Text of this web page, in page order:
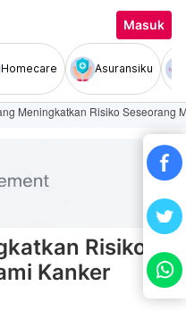
Masuk
Homecare Asuransiku
Meningkatkan Risiko Seseorang
Risiko
Kanker